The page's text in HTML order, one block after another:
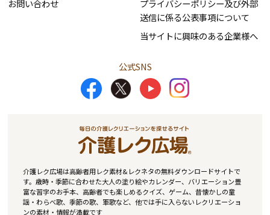
お問い合わせ
プライバシーポリシー及び外部
送信に係る公表事項について
当サイトに興味のある企業様へ
公式SNS
介護レク広場は高齢者用レク素材&レクネタの無料ダウンロードサイトで
す。歳時・季節に合わせた大人の塗り絵やカレンダー、バリエーション豊
富な習字のお手本、高齢者でも楽しめるクイズ、ゲーム、昔懐かしの童
謡・わらべ歌、季節の歌、軍歌など、他では手に入らないレクリエーショ
ンの素材・情報が満載です